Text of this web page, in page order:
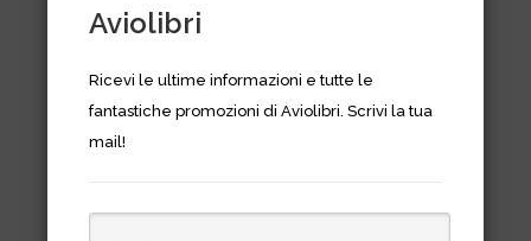
Compasso in lega leggera
Aviolibri
Ricevi le ultime informazioni e tutte le
fantastiche promozioni di Aviolibri. Scrivi la tua
mail!